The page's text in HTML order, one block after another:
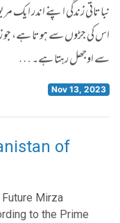
نباتاتی زندگی اپنے اندر ایک
اس کی جڑوں سے ہوتا ہے، جو
سے اوجھل رہتا ہے۔ …
Nov 13, 2023
of
Mirza
to the Prime